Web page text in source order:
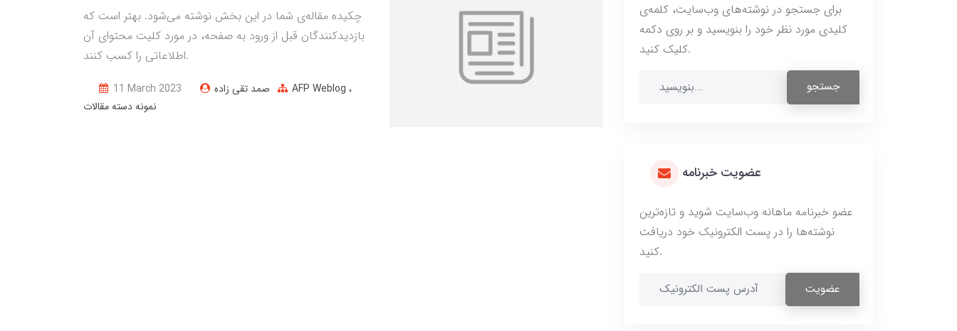
چکیده مقاله‌ی شما در این بخش نوشته می‌شود. بهتر است که
بازدیدکنندگان قبل از ورود به صفحه، در مورد کلیت محتوای آن
اطلاعاتی را کسب کنند.
11 March 2023 صمد تقی زاده
AFP Weblog
نمونه دسته مقالات
برای جستجو در نوشته‌های وب‌سایت، کلمه‌ی
کلیدی مورد نظر خود را بنویسید و بر روی دکمه
کلیک کنید.
جستجو
عضویت خبرنامه
عضو خبرنامه ماهانه وب‌سایت شوید و تازه‌ترین
نوشته‌ها را در پست الکترونیک خود دریافت
کنید.
عضویت